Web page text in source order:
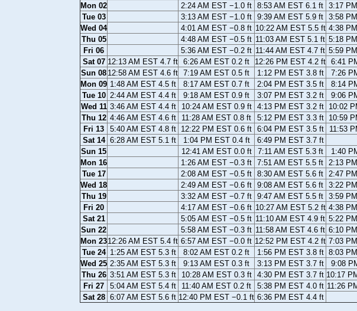
Mon 02
2:24 AM EST −1.0 ft 8:53 AM EST 6.1 ft 3:17
Tue 03
3:13 AM EST −1.0 ft 9:39 AM EST 5.9 ft 3:58
Wed 04
4:01 AM EST −0.8 ft 10:22 AM EST 5.5 ft 4:38
Thu 05
4:48 AM EST −0.5 ft 11:03 AM EST 5.1 ft 5:18
Fri 06
5:36 AM EST −0.2 ft 11:44 AM EST 4.7 ft 5:59
Sat 07 12:13 AM EST 4.7 ft 6:26 AM EST 0.2 ft 12:26 PM EST 4.2 ft 6:41
Sun 08 12:58 AM EST 4.6 ft 7:19 AM EST 0.5 ft 1:12 PM EST 3.8 ft 7:26
Mon 09 1:48 AM EST 4.5 ft 8:17 AM EST 0.7 ft 2:04 PM EST 3.5 ft 8:14
Tue 10 2:44 AM EST 4.4 ft 9:18 AM EST 0.9 ft 3:07 PM EST 3.2 ft 9:06
Wed 11 3:46 AM EST 4.4 ft 10:24 AM EST 0.9 ft 4:13 PM EST 3.2 ft 10:02
Thu 12 4:46 AM EST 4.6 ft 11:28 AM EST 0.8 ft 5:12 PM EST 3.3 ft 10:59
Fri 13
5:40 AM EST 4.8 ft 12:22 PM EST 0.6 ft 6:04 PM EST 3.5 ft 11:53
Sat 14 6:28 AM EST 5.1 ft 1:04 PM EST 0.4 ft 6:49 PM EST 3.7 ft
Sun 15
12:41 AM EST 0.0 ft 7:11 AM EST 5.3 ft 1:40
Mon 16
1:26 AM EST −0.3 ft 7:51 AM EST 5.5 ft 2:13
Tue 17
2:08 AM EST −0.5 ft 8:30 AM EST 5.6 ft 2:47
Wed 18
2:49 AM EST −0.6 ft 9:08 AM EST 5.6 ft 3:22
Thu 19
3:32 AM EST −0.7 ft 9:47 AM EST 5.5 ft 3:59
Fri 20
4:17 AM EST −0.6 ft 10:27 AM EST 5.2 ft 4:38
Sat 21
5:05 AM EST −0.5 ft 11:10 AM EST 4.9 ft 5:22
Sun 22
5:58 AM EST −0.3 ft 11:58 AM EST 4.6 ft 6:10
Mon 2312:26 AM EST 5.4 ft 6:57 AM EST −0.0 ft 12:52 PM EST 4.2 ft 7:03
Tue 24 1:25 AM EST 5.3 ft 8:02 AM EST 0.2 ft 1:56 PM EST 3.8 ft 8:03
Wed 25 2:35 AM EST 5.3 ft 9:13 AM EST 0.3 ft 3:13 PM EST 3.7 ft 9:08
Thu 26 3:51 AM EST 5.3 ft 10:28 AM EST 0.3 ft 4:30 PM EST 3.7 ft 10:17
Fri 27
5:04 AM EST 5.4 ft 11:40 AM EST 0.2 ft 5:38 PM EST 4.0 ft 11:26
Sat 28 6:07 AM EST 5.6 ft 12:40 PM EST −0.1 ft 6:36 PM EST 4.4 ft